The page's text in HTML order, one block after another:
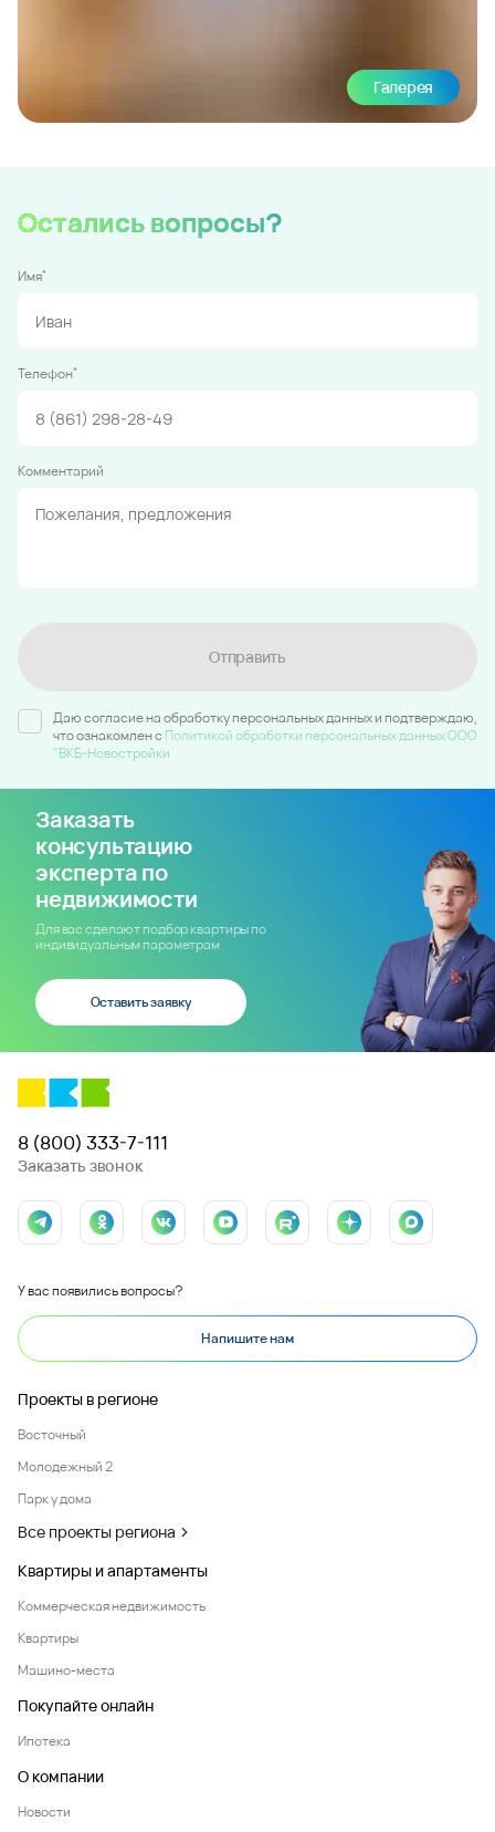
Галерея
Остались вопросы?
Имя*
Телефон*
Комментарий
Отправить
Даю согласие на обработку персональных данных и подтверждаю,
что ознакомлен c Политикой обработки персональных данных ООО
"ВКБ-Новостройки
Заказать
консультацию
эксперта по
недвижимости
Для вас сделают подбор квартиры по
индивидуальным параметрам
Оставить заявку
8 (800) 333-7-111
Заказать звонок
У вас появились вопросы?
Напишите нам
Проекты в регионе
Восточный
Молодежный 2
Парк у дома
Все проекты региона
Квартиры и апартаменты
Коммерческая недвижимость
Квартиры
Машино-места
Покупайте онлайн
Ипотека
О компании
Новости